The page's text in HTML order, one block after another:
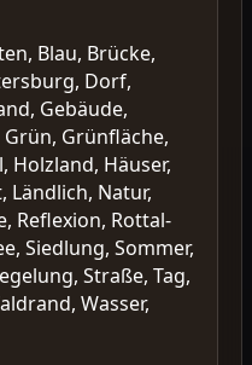
Blau, Brücke,
Dorf,
Gebäude,
Grün, Grünfläche,
Holzland, Häuser,
Ländlich, Natur,
Reflexion, Rottal-
Siedlung, Sommer,
Straße, Tag,
Wasser,